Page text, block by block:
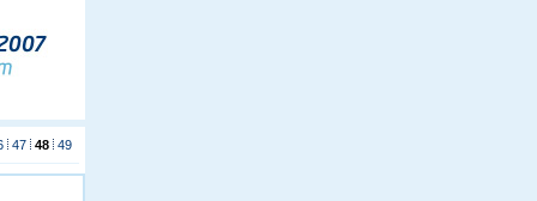
47 48 49